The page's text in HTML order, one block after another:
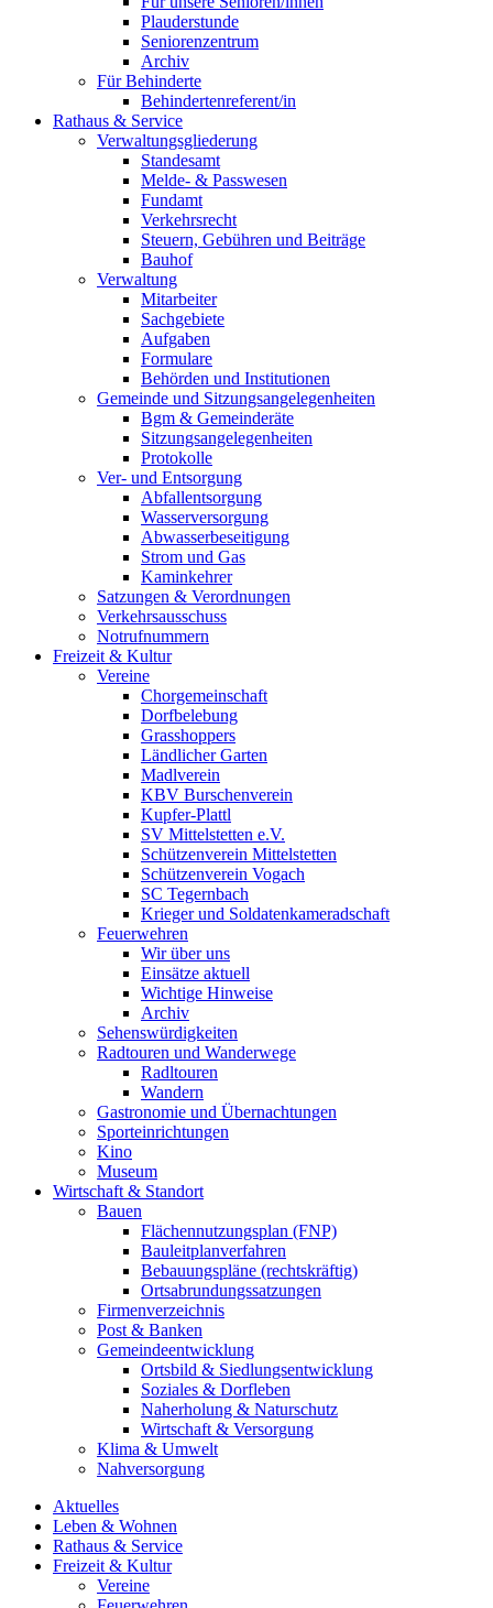
Plauderstunde
Seniorenzentrum
Archiv
Für Behinderte
Behindertenreferent/in
Rathaus & Service
Verwaltungsgliederung
Standesamt
Melde- & Passwesen
Fundamt
Verkehrsrecht
Steuern, Gebühren und Beiträge
Bauhof
Verwaltung
Mitarbeiter
Sachgebiete
Aufgaben
Formulare
Behörden und Institutionen
Gemeinde und Sitzungsangelegenheiten
Bgm & Gemeinderäte
Sitzungsangelegenheiten
Protokolle
Ver- und Entsorgung
Abfallentsorgung
Wasserversorgung
Abwasserbeseitigung
Strom und Gas
Kaminkehrer
Satzungen & Verordnungen
Verkehrsausschuss
Notrufnummern
Freizeit & Kultur
Vereine
Chorgemeinschaft
Dorfbelebung
Grasshoppers
Ländlicher Garten
Madlverein
KBV Burschenverein
Kupfer-Plattl
SV Mittelstetten e.V.
Schützenverein Mittelstetten
Schützenverein Vogach
SC Tegernbach
Krieger und Soldatenkameradschaft
Feuerwehren
Wir über uns
Einsätze aktuell
Wichtige Hinweise
Archiv
Sehenswürdigkeiten
Radtouren und Wanderwege
Radltouren
Wandern
Gastronomie und Übernachtungen
Sporteinrichtungen
Kino
Museum
Wirtschaft & Standort
Bauen
Flächennutzungsplan (FNP)
Bauleitplanverfahren
Bebauungspläne (rechtskräftig)
Ortsabrundungssatzungen
Firmenverzeichnis
Post & Banken
Gemeindeentwicklung
Ortsbild & Siedlungsentwicklung
Soziales & Dorfleben
Naherholung & Naturschutz
Wirtschaft & Versorgung
Klima & Umwelt
Nahversorgung
Aktuelles
Leben & Wohnen
Rathaus & Service
Freizeit & Kultur
Vereine